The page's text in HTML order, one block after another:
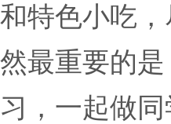
和特色小吃
然最重要的
习，一起做